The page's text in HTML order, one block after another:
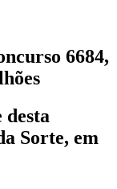
6684,
Sorte, em